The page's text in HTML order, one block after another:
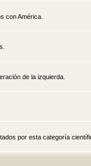
con América.
de la izquierda.
por esta categoría